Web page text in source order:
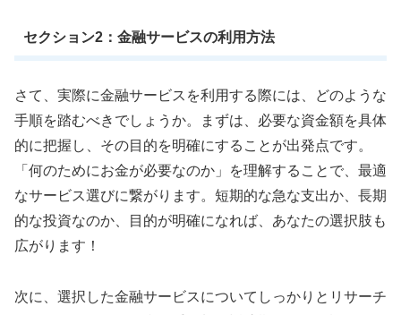
セクション2：金融サービスの利用方法
さて、実際に金融サービスを利用する際には、どのような
手順を踏むべきでしょうか。まずは、必要な資金額を具体
的に把握し、その目的を明確にすることが出発点です。
「何のためにお金が必要なのか」を理解することで、最適
なサービス選びに繋がります。短期的な急な支出か、長期
的な投資なのか、目的が明確になれば、あなたの選択肢も
広がります！
次に、選択した金融サービスについてしっかりとリサーチ